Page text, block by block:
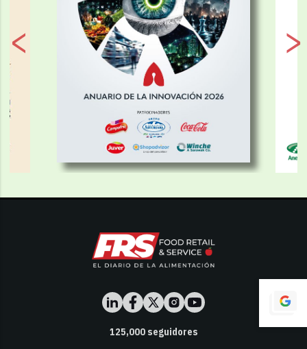
125,000seguidores